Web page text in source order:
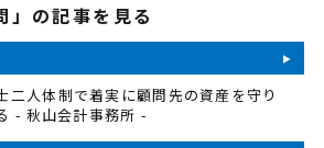
」の記事を見る
二人体制で着実に顧問先の資産を守り
- 秋山会計事務所 -